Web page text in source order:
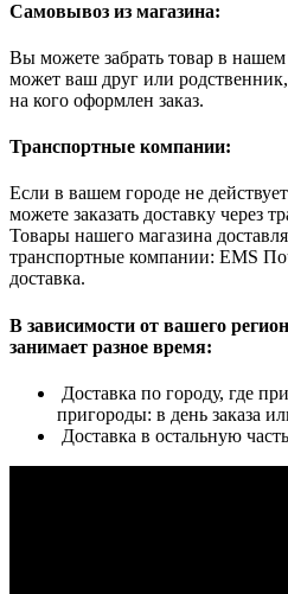
Самовывоз из магазина:
Вы можете забрать товар в
может ваш друг или
на кого оформлен заказ.
Транспортные компании:
Если в вашем городе не
можете заказать доставку через
Товары нашего магазина
транспортные компании: EMS
доставка.
В зависимости от вашего
занимает разное время:
Доставка по городу, где
пригороды: в день заказа
Доставка в остальную